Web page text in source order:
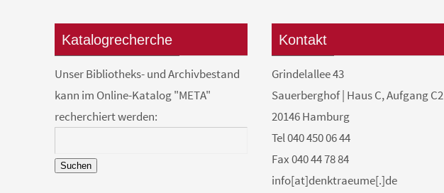
Katalogrecherche
Unser Bibliotheks- und Archivbestand
kann im Online-Katalog "META"
recherchiert werden:
Suchen
Kontakt
Grindelallee 43
Sauerberghof | Haus C, Aufgang C2
20146 Hamburg
Tel 040 450 06 44
Fax 040 44 78 84
info[at]denktraeume[.]de